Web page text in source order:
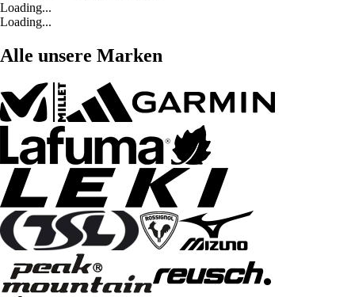
Loading...
Loading...
Alle unsere Marken